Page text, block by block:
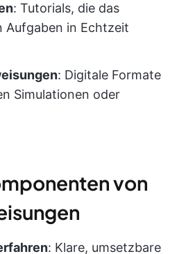
: Tutorials, die das
Aufgaben in Echtzeit
: Digitale Formate
Simulationen oder
von
: Klare, umsetzbare